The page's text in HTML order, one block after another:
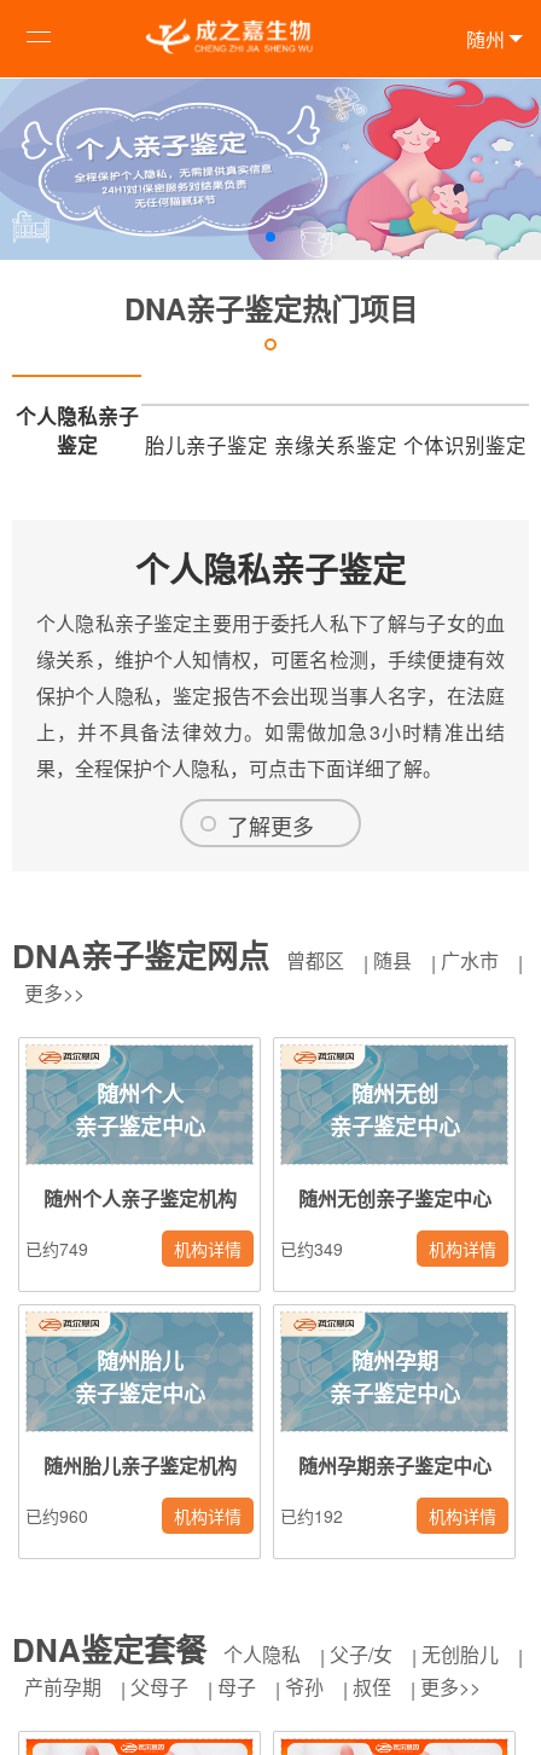
随州
DNA亲子鉴定热门项目
个人隐私亲子
鉴定
胎儿亲子鉴定 亲缘关系鉴定 个体识别鉴定
个人隐私亲子鉴定
个人隐私亲子鉴定主要用于委托人私下了解与子女的血
缘关系，维护个人知情权，可匿名检测，手续便捷有效
保护个人隐私，鉴定报告不会出现当事人名字，在法庭
上，并不具备法律效力。如需做加急3小时精准出结
果，全程保护个人隐私，可点击下面详细了解。
了解更多
DNA亲子鉴定网点 曾都区 随县
广水市
更多>>
随州个人
亲子鉴定中心
随州个人亲子鉴定机构
已约749 机构详情
随州无创
亲子鉴定中心
随州无创亲子鉴定中心
已约349 机构详情
随州胎儿
亲子鉴定中心
随州胎儿亲子鉴定机构
已约960 机构详情
随州孕期
亲子鉴定中心
随州孕期亲子鉴定中心
已约192 机构详情
DNA鉴定套餐 个人隐私 父子/女
无创胎儿
产前孕期
父母子 母子 爷孙 叔侄 更多>>